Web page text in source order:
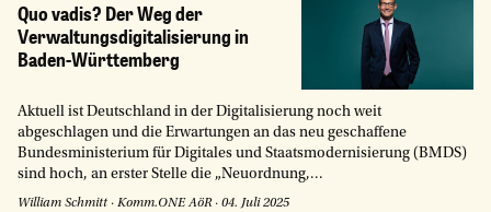
Quo vadis? Der Weg der
Verwaltungsdigitalisierung in
Baden-Württemberg
Aktuell ist Deutschland in der Digitalisierung noch weit
abgeschlagen und die Erwartungen an das neu geschaffene
Bundesministerium für Digitales und Staatsmodernisierung (BMDS)
sind hoch, an erster Stelle die „Neuordnung,...
William Schmitt· Komm.ONE AöR· 04. Juli 2025